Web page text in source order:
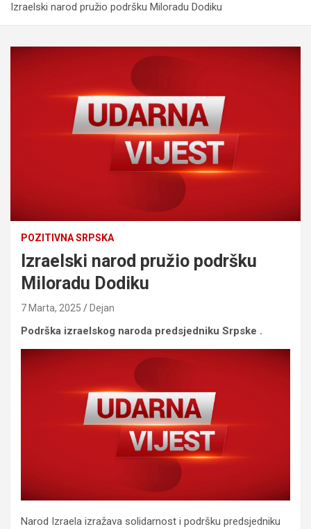
Izraelski narod pružio podršku Miloradu Dodiku
POZITIVNA SRPSKA
Izraelski narod pružio podršku
Miloradu Dodiku
7 Marta, 2025 Dejan
Podrška izraelskog naroda predsjedniku Srpske .
Narod Izraela izražava solidarnost i podršku predsjedniku